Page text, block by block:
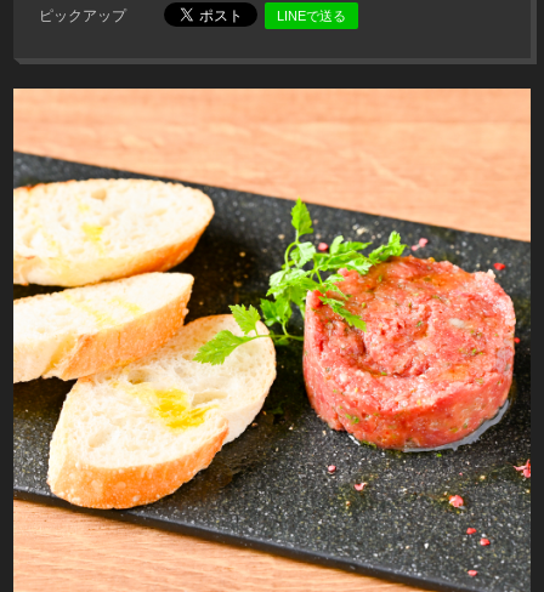
ピックアップ LINEで送る